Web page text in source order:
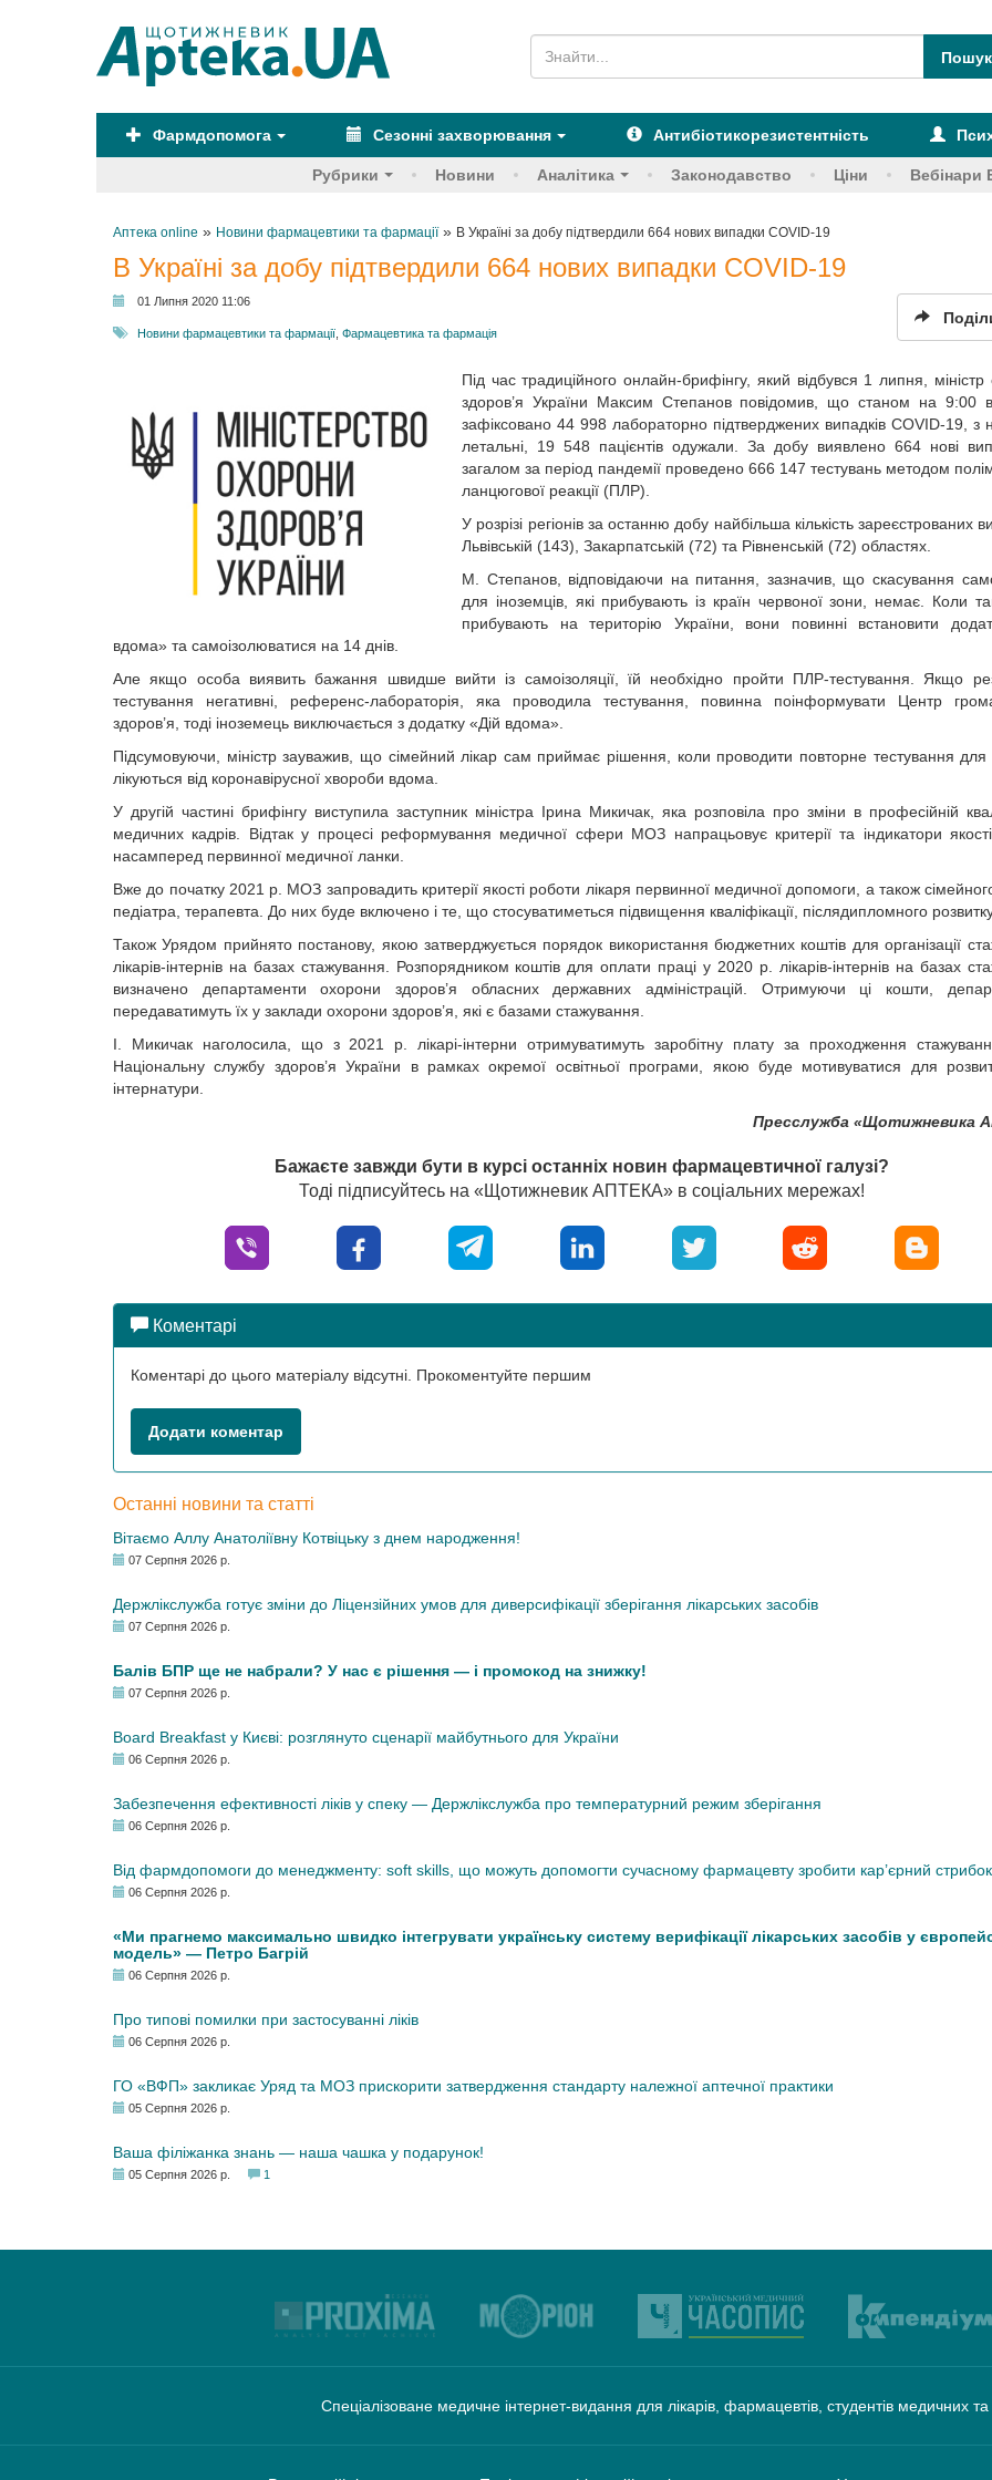
Фармдопомога Сезонні захворювання Антибіотикорезистентність
Рубрики Новини Аналітика Законодавство Ціни Вебінари
Аптека online » Новини фармацевтики та фармації» В Україні за добу підтвердили 664 нових випадки COVID-19
В Україні за добу підтвердили 664 нових випадки COVID-19
01 Липня 2020 11:06
Новини фармацевтики та фармації Фармацевтика та фармація
Під час традиційного онлайн-брифінгу, який відбувся 1 липня,
здоров’я України Максим Степанов повідомив, що станом на 9:00 в
зафіксовано 44 998 лабораторно підтверджених випадків COVID-19, з
летальні, 19 548 пацієнтів одужали. За добу виявлено 664 нові
загалом за період пандемії проведено 666 147 тестувань методом
ланцюгової реакції (ПЛР).
У розрізі регіонів за останню добу найбільша кількість зареєстрованих
Львівській (143), Закарпатській (72) та Рівненській (72) областях.
М. Степанов, відповідаючи на питання, зазначив, що скасування
для іноземців, які прибувають із країн червоної зони, немає. Коли
прибувають на територію України, вони повинні встановити
вдома» та самоізолюватися на 14 днів.
Але якщо особа виявить бажання швидше вийти із самоізоляції, їй необхідно пройти ПЛР-тестування. Якщо
тестування негативні, референс-лабораторія, яка проводила тестування, повинна поінформувати Центр
здоров’я, тоді іноземець виключається з додатку «Дій вдома».
Підсумовуючи, міністр зауважив, що сімейний лікар сам приймає рішення, коли проводити повторне тестування для
лікуються від коронавірусної хвороби вдома.
У другій частині брифінгу виступила заступник міністра Ірина Микичак, яка розповіла про зміни в професійній
медичних кадрів. Відтак у процесі реформування медичної сфери МОЗ напрацьовує критерії та індикатори
насамперед первинної медичної ланки.
Вже до початку 2021 р. МОЗ запровадить критерії якості роботи лікаря первинної медичної допомоги, а також
педіатра, терапевта. До них буде включено і те, що стосуватиметься підвищення кваліфікації, післядипломного
Також Урядом прийнято постанову, якою затверджується порядок використання бюджетних коштів для організації
лікарів-інтернів на базах стажування. Розпорядником коштів для оплати праці у 2020 р. лікарів-інтернів на базах
визначено департаменти охорони здоров’я обласних державних адміністрацій. Отримуючи ці кошти,
передаватимуть їх у заклади охорони здоров’я, які є базами стажування.
І. Микичак наголосила, що з 2021 р. лікарі-інтерни отримуватимуть заробітну плату за проходження
Національну службу здоров’я України в рамках окремої освітньої програми, якою буде мотивуватися для
інтернатури.
Пресслужба «Щотижневика
Бажаєте завжди бути в курсі останніх новин фармацевтичної галузі?
Тоді підписуйтесь на «Щотижневик АПТЕКА» в соціальних мережах!
Коментарі
Коментарі до цього матеріалу відсутні. Прокоментуйте першим
Додати коментар
Останні новини та статті
Вітаємо Аллу Анатоліївну Котвіцьку з днем народження!
07 Серпня 2026 р.
Держлікслужба готує зміни до Ліцензійних умов для диверсифікації зберігання лікарських засобів
07 Серпня 2026 р.
Балів БПР ще не набрали? У нас є рішення — і промокод на знижку!
07 Серпня 2026 р.
Board Breakfast у Києві: розглянуто сценарії майбутнього для України
06 Серпня 2026 р.
Забезпечення ефективності ліків у спеку — Держлікслужба про температурний режим зберігання
06 Серпня 2026 р.
Від фармдопомоги до менеджменту: soft skills, що можуть допомогти сучасному фармацевту зробити кар’єрний стрибок
06 Серпня 2026 р.
«Ми прагнемо максимально швидко інтегрувати українську систему верифікації лікарських засобів у
модель» — Петро Багрій
06 Серпня 2026 р.
Про типові помилки при застосуванні ліків
06 Серпня 2026 р.
ГО «ВФП» закликає Уряд та МОЗ прискорити затвердження стандарту належної аптечної практики
05 Серпня 2026 р.
Ваша філіжанка знань — наша чашка у подарунок!
05 Серпня 2026 р. 1
Спеціалізоване медичне інтернет-видання для лікарів, фармацевтів, студентів медичних